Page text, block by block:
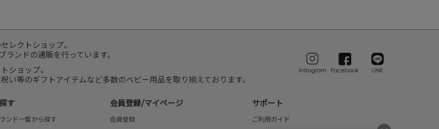
レクトショップ。
ランドの通販を行っています。
ショップ。
い等のギフトアイテムなど多数のベビー用品を取り揃えております。
す
ンド一覧から探す
会員登録/マイページ
会員登録
サポート
ご利用ガイド